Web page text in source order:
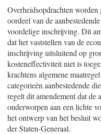
Overheidsopdrachten
oordeel van de
voordelige inschrijving. Dit
dat het vaststellen van de
inschrijving uitsluitend op
kosteneffectiviteit niet is
krachtens algemene
categorieën aanbestedende
regelt dit amendement dat de
onderworpen aan een lichte
het ontwerp van het besluit
der Staten-Generaal.